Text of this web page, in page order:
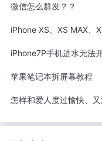
微信怎么群发？？
iPhone XS、XS MAX、
iPhone7P手机进水无法
苹果笔记本拆屏幕教程
怎样和爱人度过愉快、